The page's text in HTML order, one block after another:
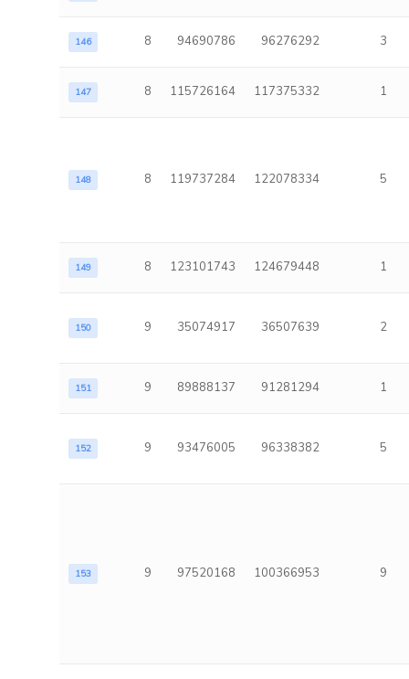
146 8 94690786 96276292 3
147 8 115726164 117375332 1
148 8 119737284 122078334 5
149 8 123101743 124679448 1
150 9 35074917 36507639 2
151 9 89888137 91281294 1
152 9 93476005 96338382 5
153 9 97520168 100366953 9